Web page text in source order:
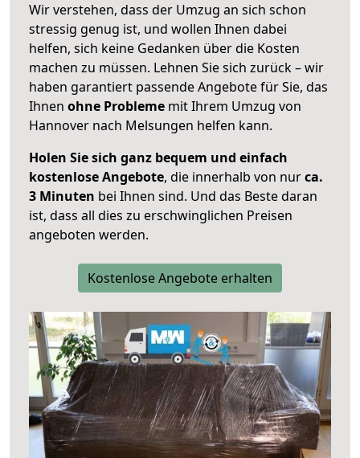
Wir verstehen, dass der Umzug an sich schon
stressig genug ist, und wollen Ihnen dabei
helfen, sich keine Gedanken über die Kosten
machen zu müssen. Lehnen Sie sich zurück – wir
haben garantiert passende Angebote für Sie, das
Ihnen ohne Probleme mit Ihrem Umzug von
Hannover nach Melsungen helfen kann.
Holen Sie sich ganz bequem und einfach
kostenlose Angebote, die innerhalb von nurca.
3 Minuten bei Ihnen sind. Und das Beste daran
ist, dass all dies zu erschwinglichen Preisen
angeboten werden.
Kostenlose Angebote erhalten